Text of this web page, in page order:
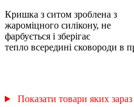
Кришка з ситом зроблена з
жароміцного силікону, не
фарбується і зберігає
тепло всередині сковороди в
Показати товари яких